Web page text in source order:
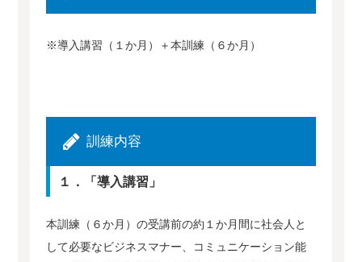
※導入講習（１か月）＋本訓練（６か月）
訓練内容
１．「導入講習」
本訓練（６か月）の受講前の約１か月間に社会人と
して必要なビジネスマナー、コミュニケーション能